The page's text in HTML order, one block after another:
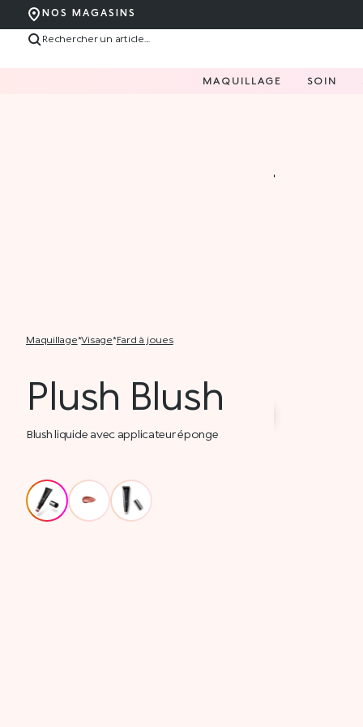
NOS MAGASINS
MAQUILLAGE SOIN
maquillage* visage* fard à joues
Plush Blush
Blush liquide avec applicateur éponge